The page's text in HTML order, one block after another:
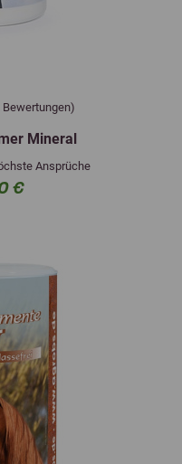
Bewertungen)
Mineral
Ansprüche
€